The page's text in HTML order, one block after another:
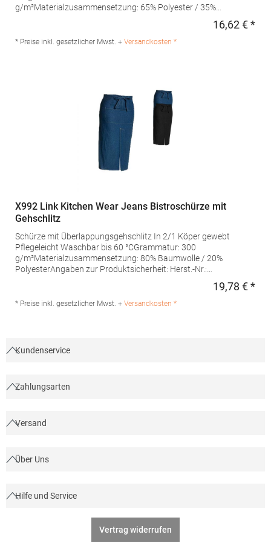
g/m²Materialzusammensetzung: 65% Polyester / 35%
Hersteller: Halink Groothandel B.V. Deventerstraat 4 7575EM
Oldenzaal Niederlande E-Mail: info@halink.nl
16,62 € *
* Preise inkl. gesetzlicher Mwst. + Versandkosten *
X992 Link Kitchen Wear Jeans Bistroschürze mit
Gehschlitz
Schürze mit Überlappungsgehschlitz In 2/1 Köper gewebt
Pflegeleicht Waschbar bis 60 °CGrammatur: 300
g/m²Materialzusammensetzung: 80% Baumwolle / 20%
PolyesterAngaben zur Produktsicherheit: Herst.-Nr.:
Deventerstraat 4 7575EM Oldenzaal Niederlande E-Mail:
info@halink.nl
19,78 € *
* Preise inkl. gesetzlicher Mwst. + Versandkosten *
Kundenservice
Zahlungsarten
Versand
Über Uns
Hilfe und Service
Vertrag widerrufen